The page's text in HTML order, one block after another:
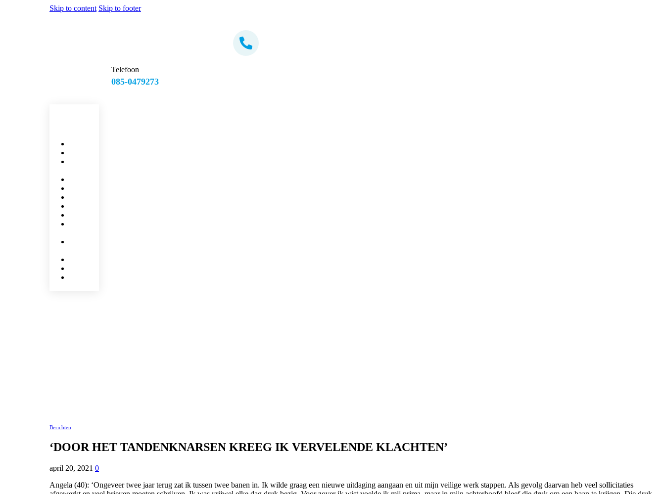
Skip to content Skip to footer
Telefoon
085-0479273
Berichten
‘DOOR HET TANDENKNARSEN KREEG IK VERVELENDE KLACHTEN’
april 20, 2021 0
Angela (40): ‘Ongeveer twee jaar terug zat ik tussen twee banen in. Ik wilde graag een nieuwe uitdaging aangaan en uit mijn veilige werk stappen. Als gevolg daarvan heb veel sollicitaties